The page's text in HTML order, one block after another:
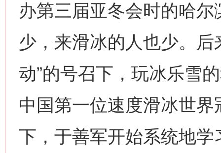
办第三届亚冬会时的哈
少，来滑冰的人也少。
动”的号召下，玩冰乐雪
中国第一位速度滑冰世
下，于善军开始系统地